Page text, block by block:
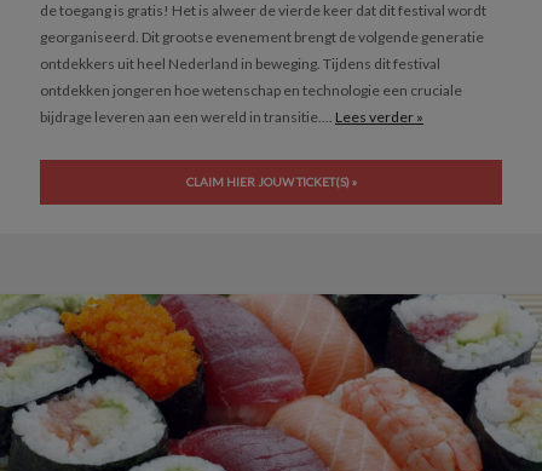
de toegang is gratis! Het is alweer de vierde keer dat dit festival wordt
georganiseerd. Dit grootse evenement brengt de volgende generatie
ontdekkers uit heel Nederland in beweging. Tijdens dit festival
ontdekken jongeren hoe wetenschap en technologie een cruciale
bijdrage leveren aan een wereld in transitie.... Lees verder »
CLAIM HIER JOUW TICKET(S) »